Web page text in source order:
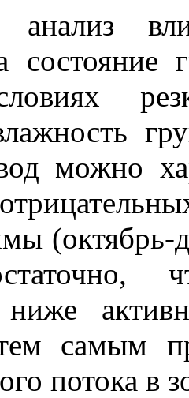
состояние
можно
(октябрь-
ниже
самым
потока в